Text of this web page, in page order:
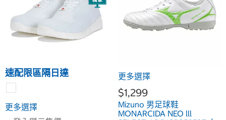
速配限區隔日達
更多選擇
更多選擇
$1,299
Mizuno 男足球鞋
MONARCIDA NEO lll